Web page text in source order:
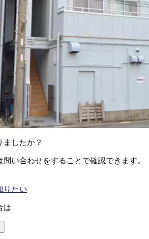
ましたか？
問い合わせをすることで確認できます。
りたい
は